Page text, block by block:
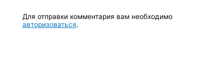
Для отправки комментария вам необходимо
авторизоваться.